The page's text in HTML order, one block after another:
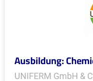
Ausbildung:
UNIFERM GmbH &